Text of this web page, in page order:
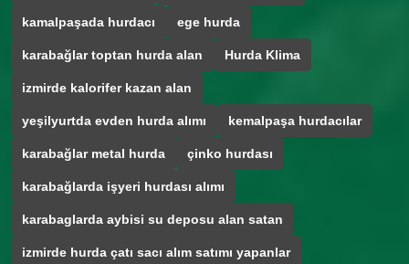
kamalpaşada hurdacı ege hurda
karabağlar toptan hurda alan Hurda Klima
izmirde kalorifer kazan alan
yeşilyurtda evden hurda alımı kemalpaşa hurdacılar
karabağlar metal hurda çinko hurdası
karabağlarda işyeri hurdası alımı
karabaglarda aybisi su deposu alan satan
izmirde hurda çatı sacı alım satımı yapanlar